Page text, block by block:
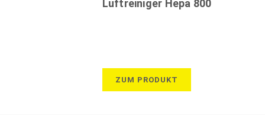
Luftreiniger Hepa 800
ZUM PRODUKT